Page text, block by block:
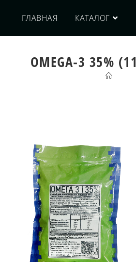
ГЛАВНАЯ КАТАЛОГ
OMEGA-3 35%